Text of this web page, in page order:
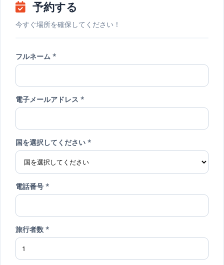
予約する
今すぐ場所を確保してください！
フルネーム *
電子メールアドレス *
国を選択してください *
電話番号 *
旅行者数 *